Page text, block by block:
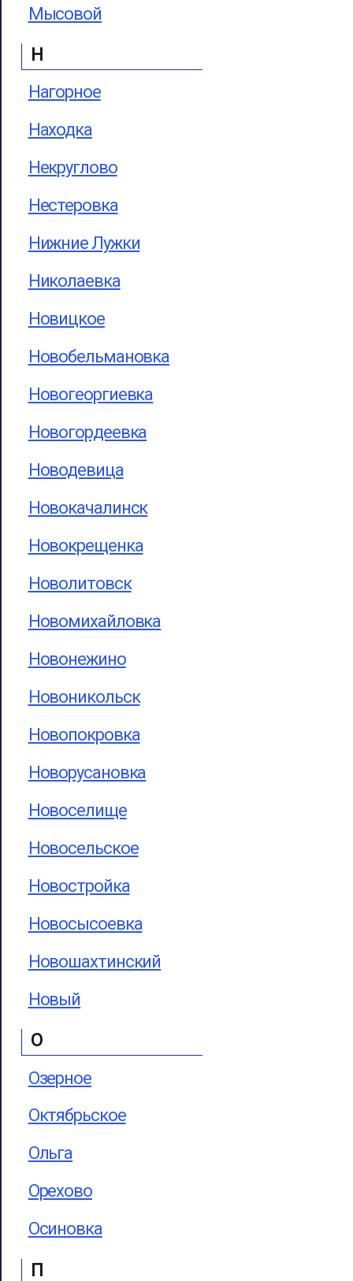
Мысовой
Н
Нагорное
Находка
Некруглово
Нестеровка
Нижние Лужки
Николаевка
Новицкое
Новобельмановка
Новогеоргиевка
Новогордеевка
Новодевица
Новокачалинск
Новокрещенка
Новолитовск
Новомихайловка
Новонежино
Новоникольск
Новопокровка
Новорусановка
Новоселище
Новосельское
Новостройка
Новосысоевка
Новошахтинский
Новый
О
Озерное
Октябрьское
Ольга
Орехово
Осиновка
П